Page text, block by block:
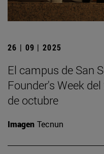
26 | 09 | 2025
El campus de San
Founder's Week
de octubre
Imagen Tecnun